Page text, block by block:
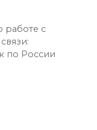
работе с
по России